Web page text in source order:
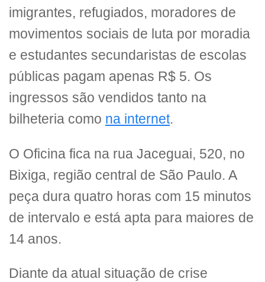
imigrantes, refugiados, moradores de
movimentos sociais de luta por moradia
e estudantes secundaristas de escolas
públicas pagam apenas R$ 5. Os
ingressos são vendidos tanto na
bilheteria como na internet.
O Oficina fica na rua Jaceguai, 520, no
Bixiga, região central de São Paulo. A
peça dura quatro horas com 15 minutos
de intervalo e está apta para maiores de
14 anos.
Diante da atual situação de crise